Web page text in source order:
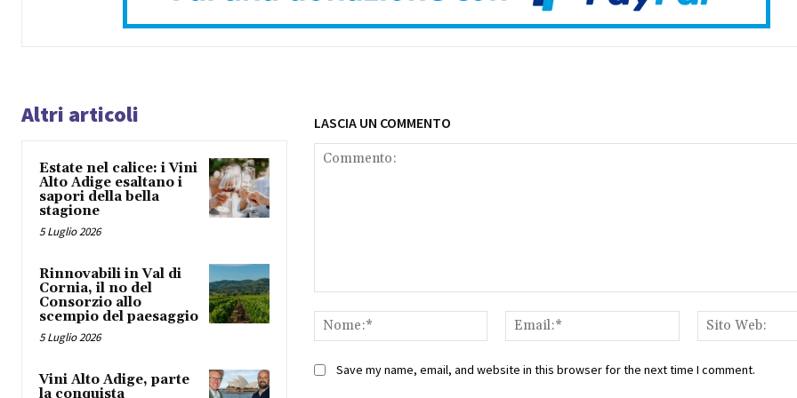
Altri articoli
Estate nel calice: i Vini
Alto Adige esaltano i
sapori della bella
stagione
5 Luglio 2026
Rinnovabili in Val di
Cornia, il no del
Consorzio allo
scempio del paesaggio
5 Luglio 2026
Vini Alto Adige, parte
la conquista
LASCIA UN COMMENTO
Nome:*
Email:*
Save my name, email, and website in this browser for the next time I comment.